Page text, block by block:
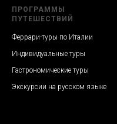
ПРОГРАММЫ
ПУТЕШЕСТВИЙ
Феррари-туры по Италии
Индивидуальные туры
Гастрономические туры
Экскурсии на русском языке